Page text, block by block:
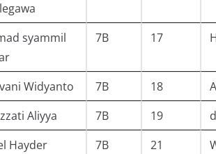
syammil
7B 17
Widyanto 7B 18
Aliyya
7B 19
Hayder
7B 21